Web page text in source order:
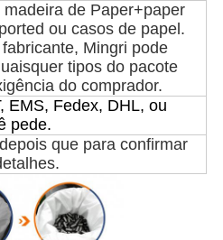
madeira de Paper+paper
ou casos de papel.
Mingri pode
tipos do pacote
do comprador.
EMS, Fedex, DHL, ou
pede.
que para confirmar